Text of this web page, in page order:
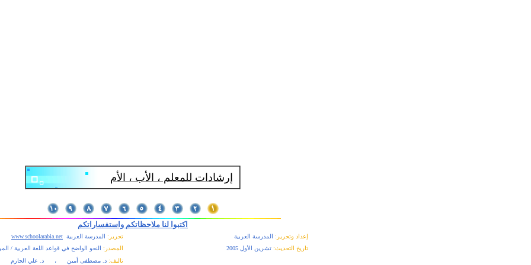
إرشادات للمعلم ، الأب ، الأم
اكتبوا لنا ملاحظاتكم واستفساراتكم
تحرير: المدرسة العربية www.schoolarabia.net إعداد وتحرير: المدرسة العربية
المصدر : النحو الواضح في قواعد اللغة العربية / تاريخ التحديث: تشرين الأول
تاليف: د. مصطفى أمين ، د. علي الجارم